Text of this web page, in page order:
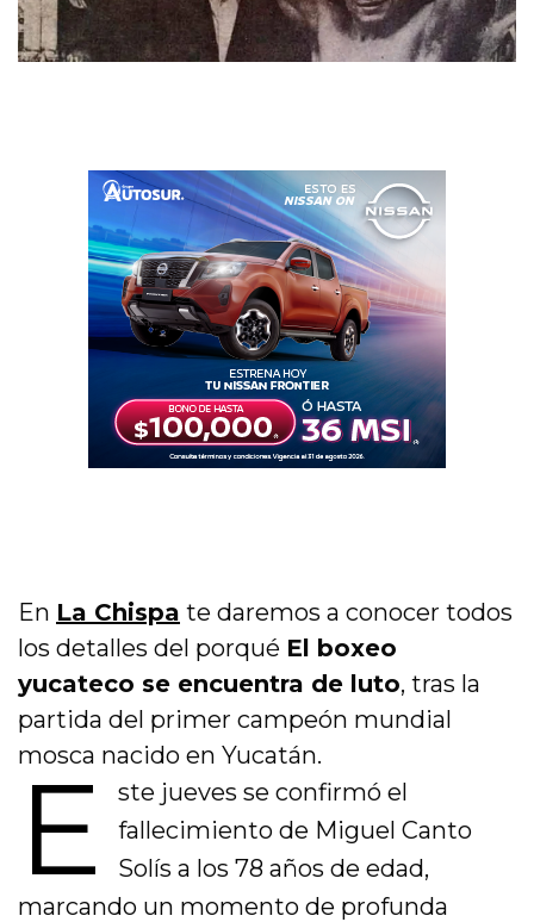
En La Chispa te daremos a conocer todos
los detalles del porqué El boxeo
yucateco se encuentra de luto, tras la
partida del primer campeón mundial
mosca nacido en Yucatán.
E
ste jueves se confirmó el
fallecimiento de Miguel Canto
Solís a los 78 años de edad,
marcando un momento de profunda